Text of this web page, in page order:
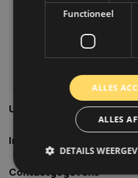
Veelgestelde vragen
06-39119169
info@autoklusser.nl
Usefull links
Informatie
Contactgegevens
Functioneel
ALLES
ALLES
DETAILS